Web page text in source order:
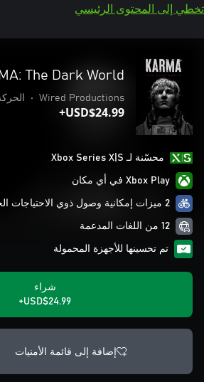
تخطي إلى المحتوى الرئيسي
The Dark World
Wired Productions
•
USD$24.99+
محسّنة لـ Xbox Series X|S
Xbox Play في أي مكان
2 ميزات إمكانية وصول ذوي الاحتياجات الخاصة
12 من اللغات المدعمة
تم تحسينها للأجهزة المحمولة
شراء
USD$24.99+
إضافة إلى قائمة الأمنيات